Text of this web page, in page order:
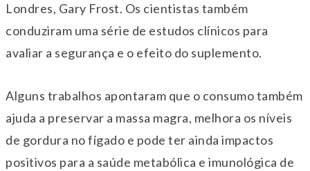
Londres, Gary Frost. Os cientistas também
conduziram uma série de estudos clínicos para
avaliar a segurança e o efeito do suplemento.
Alguns trabalhos apontaram que o consumo também
ajuda a preservar a massa magra, melhora os níveis
de gordura no fígado e pode ter ainda impactos
positivos para a saúde metabólica e imunológica de